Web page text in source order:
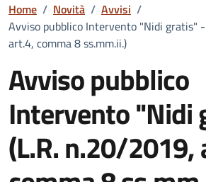
Home / Novità / Avvisi /
Avviso pubblico Intervento "Nidi gratis"
art.4, comma 8 ss.mm.ii.)
Avviso pubblico
Intervento "Nidi
(L.R. n.20/2019,